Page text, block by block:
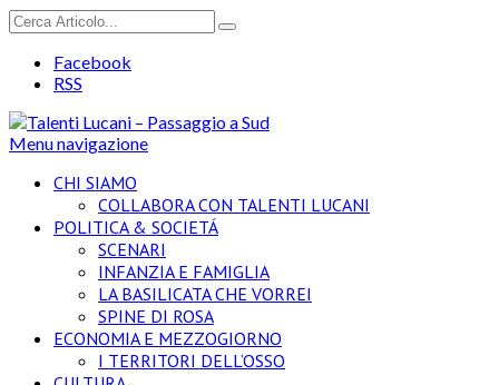
Facebook
RSS
Menu navigazione
CHI SIAMO
COLLABORA CON TALENTI LUCANI
POLITICA & SOCIETÁ
SCENARI
INFANZIA E FAMIGLIA
LA BASILICATA CHE VORREI
SPINE DI ROSA
ECONOMIA E MEZZOGIORNO
I TERRITORI DELL’OSSO